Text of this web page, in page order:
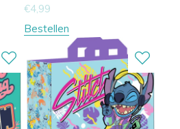
€4,99
Bestellen